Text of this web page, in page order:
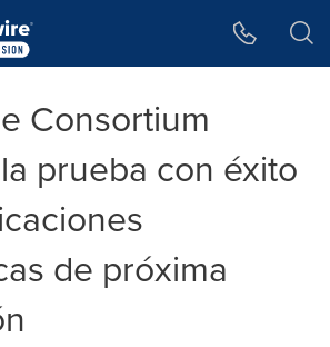
Consortium
prueba con éxito
de próxima